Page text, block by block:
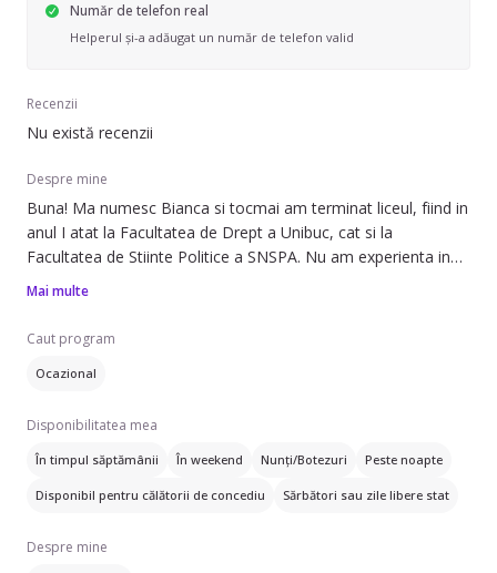
Număr de telefon real
Helperul și-a adăugat un număr de telefon valid
Recenzii
Nu există recenzii
Despre mine
Buna! Ma numesc Bianca si tocmai am terminat liceul, fiind in
anul I atat la Facultatea de Drept a Unibuc, cat si la
Facultatea de Stiinte Politice a SNSPA. Nu am experienta in
domeniu, insa doresc sa devin Helper deoarece imi plac
orice tema. Sunt o persoana responsabila si prietenoasa. Am
un frate mai mic pe care l-am ajutat constant la teme si cu
care am stat din cand in cand
Mai multe
Caut program
Ocazional
Disponibilitatea mea
În timpul săptămânii În weekend Nunți/Botezuri Peste noapte
Disponibil pentru călătorii de concediu Sărbători sau zile libere stat
Despre mine